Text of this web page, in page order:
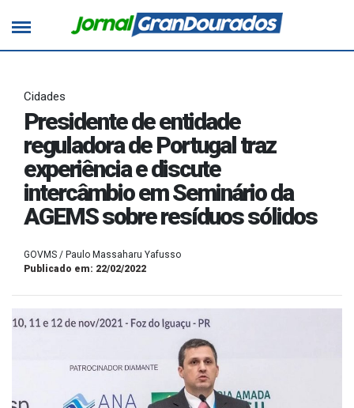
Cidades
Presidente de entidade
reguladora de Portugal traz
experiência e discute
intercâmbio em Seminário da
AGEMS sobre resíduos sólidos
GOVMS / Paulo Massaharu Yafusso
Publicado em: 22/02/2022